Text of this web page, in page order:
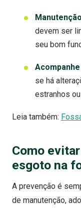
devem ser
seu bom
se há
estranhos
Leia também:
Como
esgoto na
A prevenção é
de manutenção,